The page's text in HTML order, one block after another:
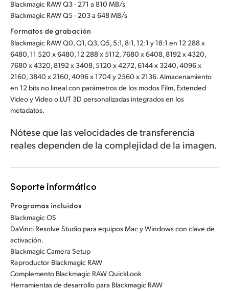
Blackmagic RAW Q3 - 271 a 810 MB/s
Blackmagic RAW Q5 - 203 a 648 MB/s
Formatos de grabación
Blackmagic RAW Q0, Q1, Q3, Q5, 5:1, 8:1, 12:1 y 18:1 en 12 288 x
6480, 11 520 x 6480, 12 288 x 5112, 7680 x 6408, 8192 x 4320,
7680 x 4320, 8192 x 3408, 5120 x 4272, 6144 x 3240, 4096 x
2160, 3840 x 2160, 4096 x 1704 y 2560 x 2136. Almacenamiento
en 12 bits no lineal con parámetros de los modos Film, Extended
Video y Video o LUT 3D personalizadas integrados en los
metadatos.
Nótese que las velocidades de transferencia
reales dependen de la complejidad de la imagen.
Soporte informático
Programas incluidos
Blackmagic OS
DaVinci Resolve Studio para equipos Mac y Windows con clave de
activación.
Blackmagic Camera Setup
Reproductor Blackmagic RAW
Complemento Blackmagic RAW QuickLook
Herramientas de desarrollo para Blackmagic RAW